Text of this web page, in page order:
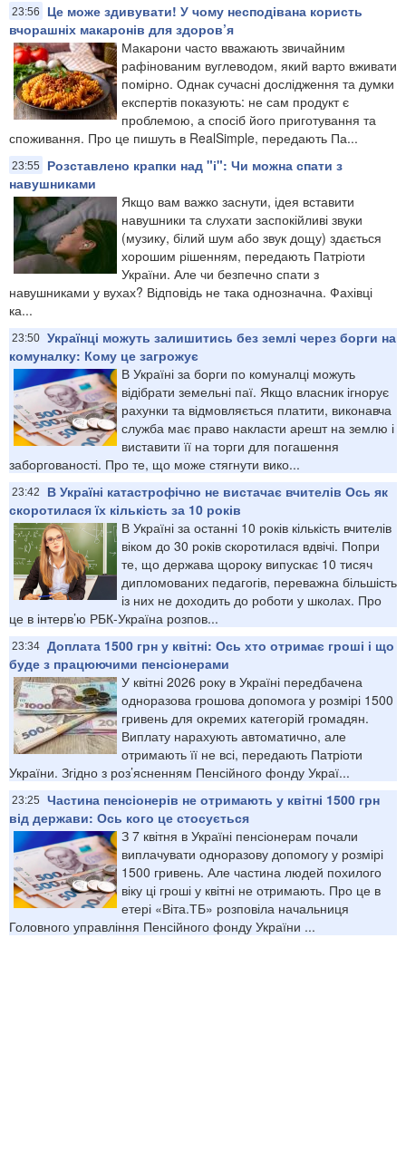
23:56
Це може здивувати! У чому несподівана користь
вчорашніх макаронів для здоров’я
Макарони часто вважають звичайним
рафінованим вуглеводом, який варто вживати
помірно. Однак сучасні дослідження та думки
експертів показують: не сам продукт є
проблемою, а спосіб його приготування та
споживання. Про це пишуть в RealSimple, передають Па...
23:55
Розставлено крапки над "і": Чи можна спати з
навушниками
Якщо вам важко заснути, ідея вставити
навушники та слухати заспокійливі звуки
(музику, білий шум або звук дощу) здається
хорошим рішенням, передають Патріоти
України. Але чи безпечно спати з
навушниками у вухах? Відповідь не така однозначна. Фахівці
ка...
23:50 Українці можуть залишитись без землі через борги на
комуналку: Кому це загрожує
В Україні за борги по комуналці можуть
відібрати земельні паї. Якщо власник ігнорує
рахунки та відмовляється платити, виконавча
служба має право накласти арешт на землю і
виставити її на торги для погашення
заборгованості. Про те, що може стягнути вико...
23:42
В Україні катастрофічно не вистачає вчителів Ось як
скоротилася їх кількість за 10 років
В Україні за останні 10 років кількість вчителів
віком до 30 років скоротилася вдвічі. Попри
те, що держава щороку випускає 10 тисяч
дипломованих педагогів, переважна більшість
із них не доходить до роботи у школах. Про
це в інтерв’ю РБК-Україна розпов...
23:34 Доплата 1500 грн у квітні: Ось хто отримає гроші і що
буде з працюючими пенсіонерами
У квітні 2026 року в Україні передбачена
одноразова грошова допомога у розмірі 1500
гривень для окремих категорій громадян.
Виплату нарахують автоматично, але
отримають її не всі, передають Патріоти
України. Згідно з роз’ясненням Пенсійного фонду Украї...
23:25
Частина пенсіонерів не отримають у квітні 1500 грн
від держави: Ось кого це стосується
З 7 квітня в Україні пенсіонерам почали
виплачувати одноразову допомогу у розмірі
1500 гривень. Але частина людей похилого
віку ці гроші у квітні не отримають. Про це в
етері «Віта.ТБ» розповіла начальниця
Головного управління Пенсійного фонду України ...